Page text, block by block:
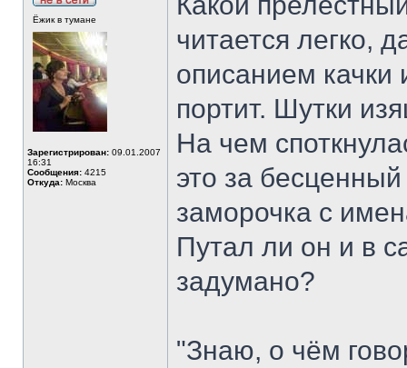
Ёжик в тумане
Зарегистрирован: 09.01.2007
16:31
Сообщения: 4215
Откуда: Москва
читается легко,
описанием качки
портит. Шутки
На чем
это за
заморочка с
Путал ли он и в
задумано?
"Знаю, о чём